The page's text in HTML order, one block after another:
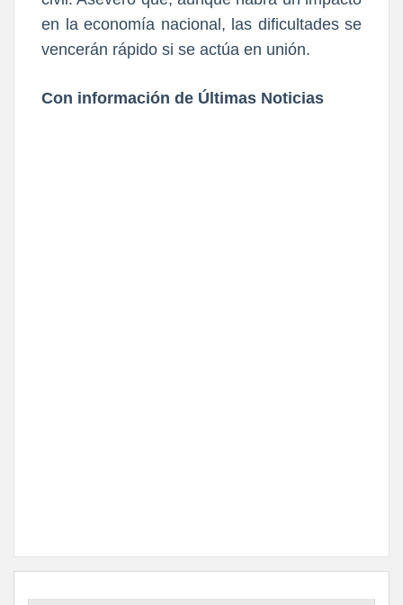
en la economía nacional, las dificultades se
vencerán rápido si se actúa en unión.
Con información de Últimas Noticias